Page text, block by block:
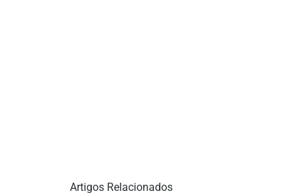
Artigos Relacionados